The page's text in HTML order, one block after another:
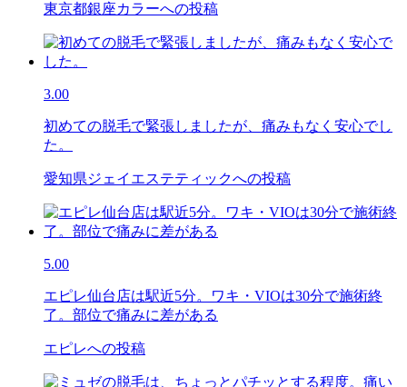
東京都銀座カラーへの投稿
3.00
初めての脱毛で緊張しましたが、痛みもなく安心でし
た。
愛知県ジェイエステティックへの投稿
5.00
エピレ仙台店は駅近5分。ワキ・VIOは30分で施術終
了。部位で痛みに差がある
エピレへの投稿